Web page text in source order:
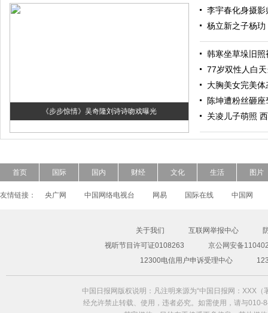
《步步惊情》吴奇隆刘诗诗吻戏曝光
超模Freja Beha演绎2014春夏形象大片
李宇春化身摄
杨立新之子杨
韩寒坐草垛旧
77岁双性人白
大胸美女完美
陈坤遭粉丝砸
关凌儿子萌照
首页 国际 国内 财经 文化 生活 图片
友情链接： 央广网 中国网络电视台 网易 国际在线 中国网
关于我们 互联网举报中心
视听节目许可证0108263
京公网安备
12300电信用户申诉受理中心
中国日报网版权说明：凡注明来源为“中国日报网：XXX
经允许禁止转载、使用，违者必究。如需使用，请与010-